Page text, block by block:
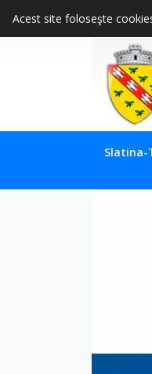
Slatina-
Acest site foloseşte